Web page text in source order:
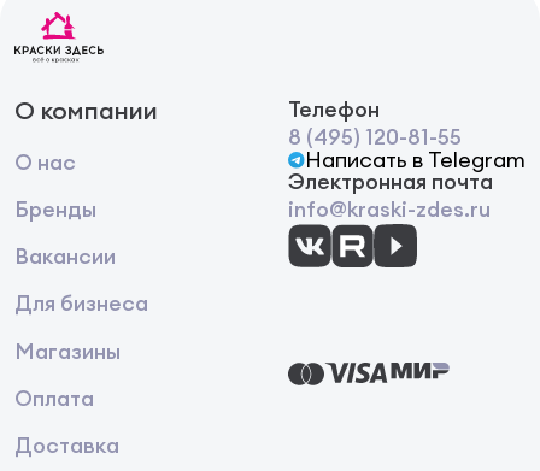
О компании
О нас
Бренды
Вакансии
Для бизнеса
Магазины
Оплата
Доставка
Телефон
8 (495) 120-81-55
Написать в Telegram
Электронная почта
info@kraski-zdes.ru